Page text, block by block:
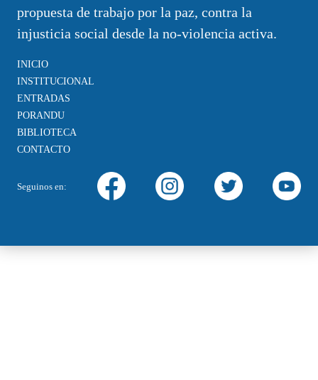
propuesta de trabajo por la paz, contra la
injusticia social desde la no-violencia activa.
INICIO
INSTITUCIONAL
ENTRADAS
PORANDU
BIBLIOTECA
CONTACTO
Seguinos en: